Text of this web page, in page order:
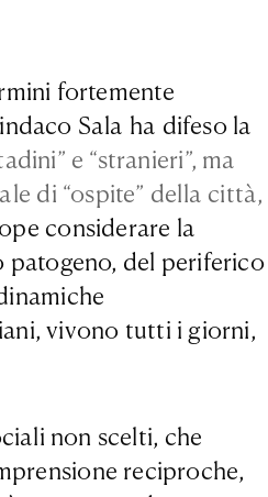
fortemente
Sala ha difeso la
e “stranieri”, ma
di “ospite” della città,
considerare la
patogeno, del periferico
vivono tutti i giorni,
non scelti, che
reciproche,